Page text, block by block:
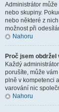
Administrátor
nebo skupiny.
nebo některé z
možnost při
Nahoru
Proč jsem obdržel
Každý
porušíte, může
plně v kompetenci
varování nic
Nahoru